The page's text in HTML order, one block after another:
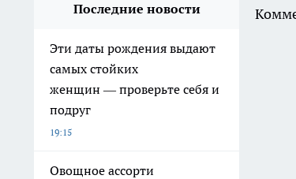
Последние новости
Эти даты рождения выдают
самых стойких
женщин — проверьте себя и
подруг
19:15
Овощное ассорти